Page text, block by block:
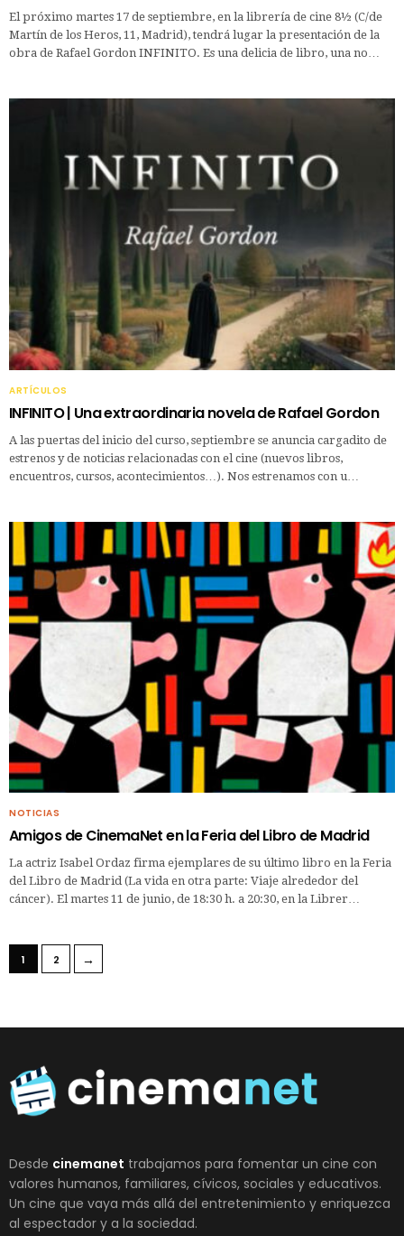
El próximo martes 17 de septiembre, en la librería de cine 8½ (C/de
Martín de los Heros, 11, Madrid), tendrá lugar la presentación de la
obra de Rafael Gordon INFINITO. Es una delicia de libro, una no…
ARTÍCULOS
INFINITO | Una extraordinaria novela de Rafael Gordon
A las puertas del inicio del curso, septiembre se anuncia cargadito de
estrenos y de noticias relacionadas con el cine (nuevos libros,
encuentros, cursos, acontecimientos…). Nos estrenamos con u…
NOTICIAS
Amigos de CinemaNet en la Feria del Libro de Madrid
La actriz Isabel Ordaz firma ejemplares de su último libro en la Feria
del Libro de Madrid (La vida en otra parte: Viaje alrededor del
cáncer). El martes 11 de junio, de 18:30 h. a 20:30, en la Librer…
1 2 →
Desde cinemanet trabajamos para fomentar un cine con
valores humanos, familiares, cívicos, sociales y educativos.
Un cine que vaya más allá del entretenimiento y enriquezca
al espectador y a la sociedad.